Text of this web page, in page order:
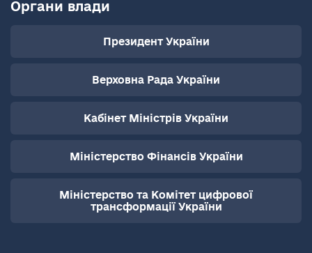
Органи влади
Президент України
Верховна Рада України
Кабінет Міністрів України
Міністерство Фінансів України
Міністерство та Комітет цифрової
трансформації України